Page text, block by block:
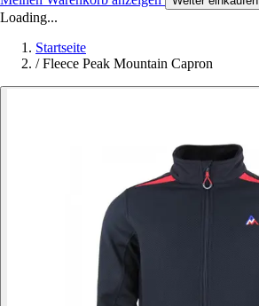
Loading...
Startseite
/ Fleece Peak Mountain Capron